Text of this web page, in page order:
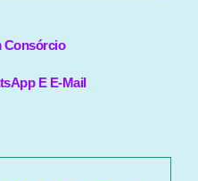
Consórcio
E E-Mail